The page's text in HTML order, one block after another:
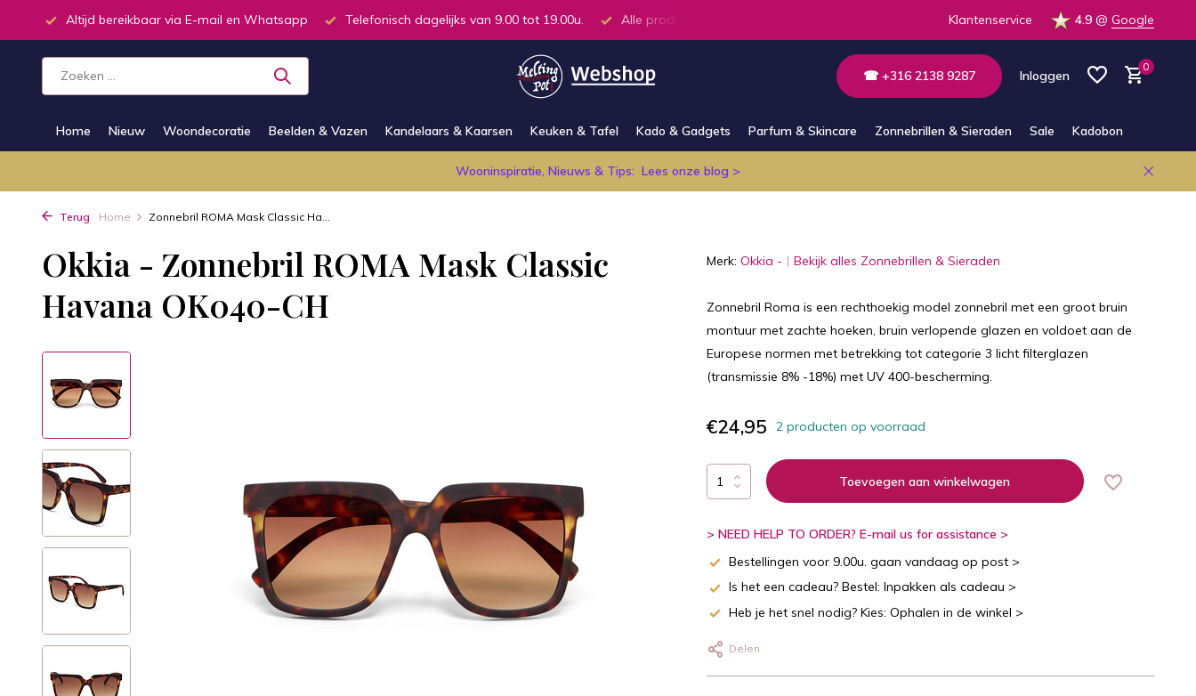
Altijd bereikbaar via E-mail en Whatsapp Telefonisch dagelijks van 9.00 tot 19.00u. Alle producten op voorraad in de winkel Altijd bereikbaar via E-mail en Whatsapp
Klantenservice 4.9 @ Google
☎ +316 2138 9287 Inloggen
0
Home Nieuw Woondecoratie Beelden & Vazen Kandelaars & Kaarsen Keuken & Tafel Kado & Gadgets Parfum & Skincare Zonnebrillen & Sieraden Sale Kadobon
Wooninspiratie, Nieuws & Tips: Lees onze blog >
Terug Home Zonnebril ROMA Mask Classic Ha...
Okkia - Zonnebril ROMA Mask Classic
Havana OK040-CH
Merk: Okkia - Bekijk alles Zonnebrillen & Sieraden
Zonnebril Roma is een rechthoekig model zonnebril met een groot bruin
montuur met zachte hoeken, bruin verlopende glazen en voldoet aan de
Europese normen met betrekking tot categorie 3 licht filterglazen
(transmissie 8% -18%) met UV 400-bescherming.
€24,95 2 producten op voorraad
Toevoegen aan winkelwagen
> NEED HELP TO ORDER? E-mail us for assistance >
Bestellingen voor 9.00u. gaan vandaag op post >
Is het een cadeau? Bestel: Inpakken als cadeau >
Heb je het snel nodig? Kies: Ophalen in de winkel >
Delen